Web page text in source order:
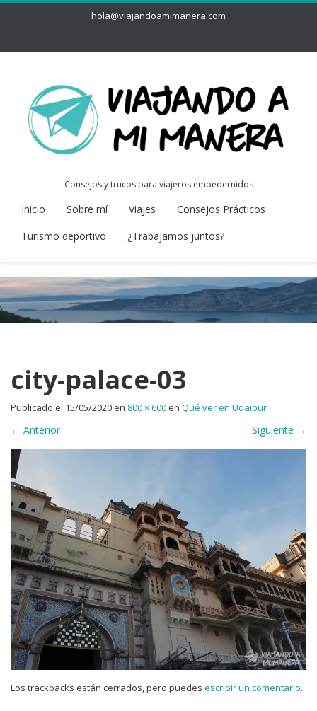
hola@viajandoamimanera.com
Consejos y trucos para viajeros empedernidos
Inicio Sobre mí Viajes
Consejos Prácticos
Turismo deportivo
¿Trabajamos juntos?
city-palace-03
Publicado el 15/05/2020en 800 × 600en Qué ver en Udaipur
← Anterior Siguiente →
Los trackbacks están cerrados, pero puedes escribir un comentario.